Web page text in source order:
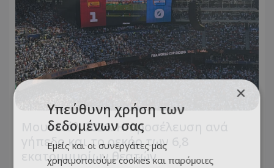
Μουντιάλ 2026: Η προσέλευση ανά
γήπεδο και το ρεκόρ των 6,8
εκατομμυρίων θεατών
×
Υπεύθυνη χρήση των
δεδομένων σας
Εμείς και οι συνεργάτες μας
χρησιμοποιούμε cookies και παρόμοιες